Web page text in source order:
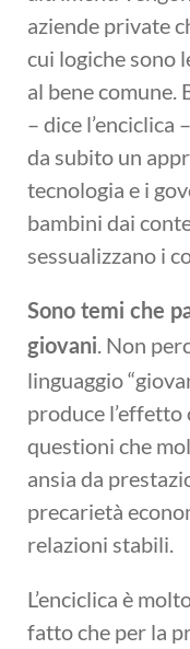
aziende private
cui logiche sono
al bene comune.
– dice l’enciclica
da subito un
tecnologia e i
bambini dai
sessualizzano i
Sono temi che
giovani . Non
linguaggio
produce
questioni che
ansia da
precarietà
relazioni stabili.
L’enciclica è
fatto che per la